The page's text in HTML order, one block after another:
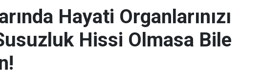
Hayati Organlarınızı
Hissi Olmasa Bile